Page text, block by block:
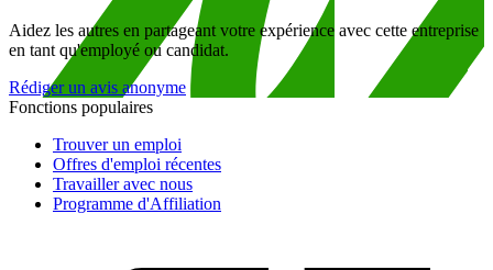
Aidez les autres en partageant votre expérience avec cette entreprise
en tant qu'employé ou candidat.
Rédiger un avis anonyme
Fonctions populaires
Trouver un emploi
Offres d'emploi récentes
Travailler avec nous
Programme d'Affiliation